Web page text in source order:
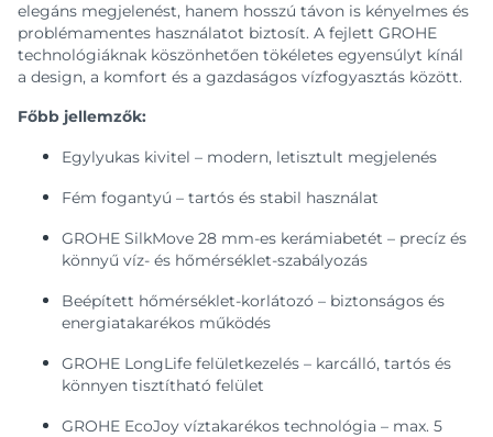
elegáns megjelenést, hanem hosszú távon is kényelmes és
problémamentes használatot biztosít. A fejlett GROHE
technológiáknak köszönhetően tökéletes egyensúlyt kínál
a design, a komfort és a gazdaságos vízfogyasztás között.
Főbb jellemzők:
Egylyukas kivitel – modern, letisztult megjelenés
Fém fogantyú – tartós és stabil használat
GROHE SilkMove 28 mm-es kerámiabetét – precíz és
könnyű víz- és hőmérséklet-szabályozás
Beépített hőmérséklet-korlátozó – biztonságos és
energiatakarékos működés
GROHE LongLife felületkezelés – karcálló, tartós és
könnyen tisztítható felület
GROHE EcoJoy víztakarékos technológia – max. 5